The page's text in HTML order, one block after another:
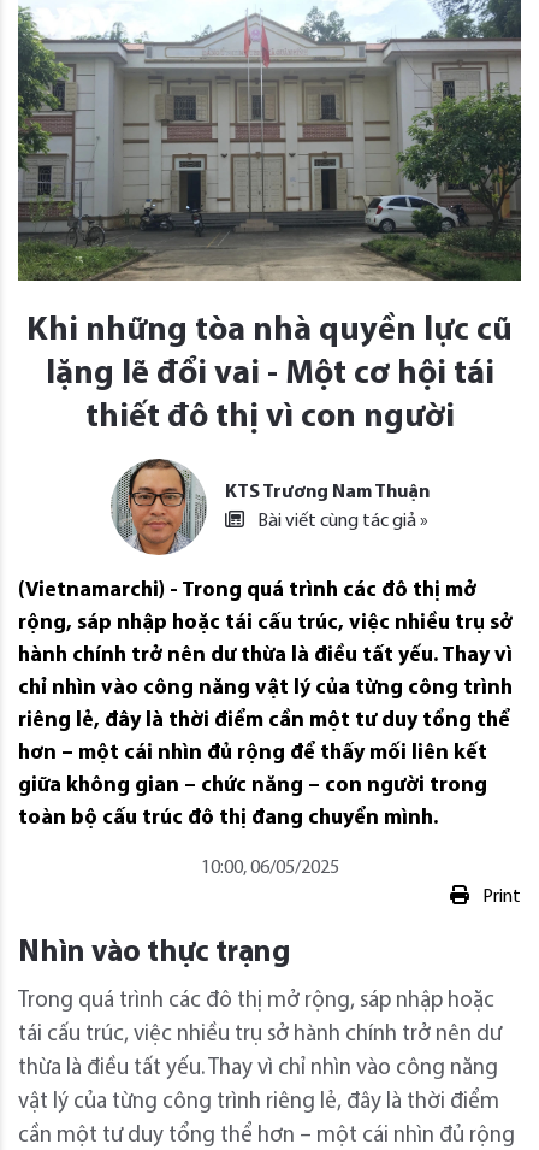
Khi những tòa nhà quyền lực cũ
lặng lẽ đổi vai - Một cơ hội tái
thiết đô thị vì con người
KTS Trương Nam Thuận
Bài viết cùng tác giả »
(Vietnamarchi) - Trong quá trình các đô thị mở
rộng, sáp nhập hoặc tái cấu trúc, việc nhiều trụ sở
hành chính trở nên dư thừa là điều tất yếu. Thay vì
chỉ nhìn vào công năng vật lý của từng công trình
riêng lẻ, đây là thời điểm cần một tư duy tổng thể
hơn – một cái nhìn đủ rộng để thấy mối liên kết
giữa không gian – chức năng – con người trong
toàn bộ cấu trúc đô thị đang chuyển mình.
10:00, 06/05/2025
Print
Nhìn vào thực trạng
Trong quá trình các đô thị mở rộng, sáp nhập hoặc
tái cấu trúc, việc nhiều trụ sở hành chính trở nên dư
thừa là điều tất yếu. Thay vì chỉ nhìn vào công năng
vật lý của từng công trình riêng lẻ, đây là thời điểm
cần một tư duy tổng thể hơn – một cái nhìn đủ rộng